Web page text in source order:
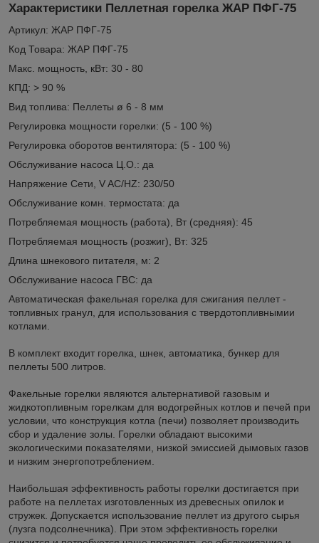
Характеристики Пеллетная горелка ЖАР ПФГ-75
Артикул: ЖАР ПФГ-75
Код Товара: ЖАР ПФГ-75
Макс. мoщность, кВт: 30 - 80
КПД: > 90 %
Вид топлива: Пеллеты ø 6 - 8 мм
Регулировка мощности горелки: (5 - 100 %)
Регулировка оборотов вентилятора: (5 - 100 %)
Обслуживание насоса Ц.О.: да
Напряжение Сети, V AC/HZ: 230/50
Обслуживание комн. термостата: да
Потребляемая мощность (работа), Вт (средняя): 45
Потребляемая мощность (розжиг), Вт: 325
Длина шнекового питателя, м: 2
Обслуживание насоса ГВС: да
Автоматическая факельная горелка для сжигания пеллет -
топливных гранул, для использования с твердотопливнымии
котлами.
В комплект входит горелка, шнек, автоматика, бункер для
пеллеты 500 литров.
Факельные горелки являются альтернативой газовым и
жидкотопливным горелкам для водогрейных котлов и печей при
условии, что конструкция котла (печи) позволяет производить
сбор и удаление золы. Горелки обладают высокими
экологическими показателями, низкой эмиссией дымовых газов
и низким энергопотреблением.
Наибольшая эффективность работы горелки достигается при
работе на пеллетах изготовленных из древесных опилок и
стружек. Допускается использование пеллет из другого сырья
(лузга подсолнечника). При этом эффективность горелки